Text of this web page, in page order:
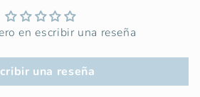
en escribir una reseña
una reseña